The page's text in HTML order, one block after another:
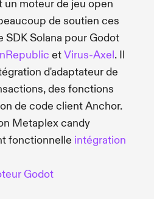
un moteur de jeu open
de soutien ces
SDK Solana pour Godot
etVirus-Axel. Il
d'adaptateur de
des fonctions
de code client Anchor.
Metaplex candy
fonctionnelle intégration
Godot